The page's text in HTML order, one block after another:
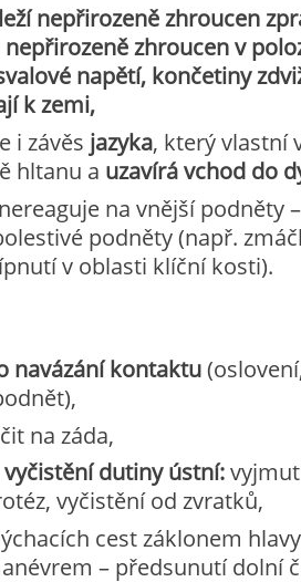
nepřirozeně zhroucen
zhroucen v
napětí, končetiny
k zemi,
i závěs jazyka, který vlastní
hltanu a uzavírá vchod do
na vnější podněty
podněty (např.
v oblasti klíční kosti).
navázání kontaktu
na záda,
dutiny ústní:
vyčistění od zvratků,
cest záklonem
– předsunutí dolní